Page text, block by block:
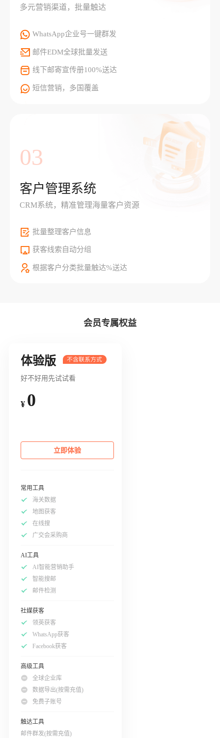
多元营销渠道，批量触达
WhatsApp企业号一键群发
邮件EDM全球批量发送
线下邮寄宣传册100%送达
短信营销，多国覆盖
03
客户管理系统
CRM系统，精准管理海量客户资源
批量整理客户信息
获客线索自动分组
根据客户分类批量触达%送达
会员专属权益
体验版
好不好用先试试看
¥ 0
立即体验
常用工具
海关数据
地图获客
在线搜
广交会采购商
AI工具
AI智能营销助手
智能搜邮
邮件检测
社媒获客
领英获客
WhatsApp获客
Facebook获客
高级工具
全球企业库
数据导出(按需充值)
免费子账号
触达工具
邮件群发(按需充值)